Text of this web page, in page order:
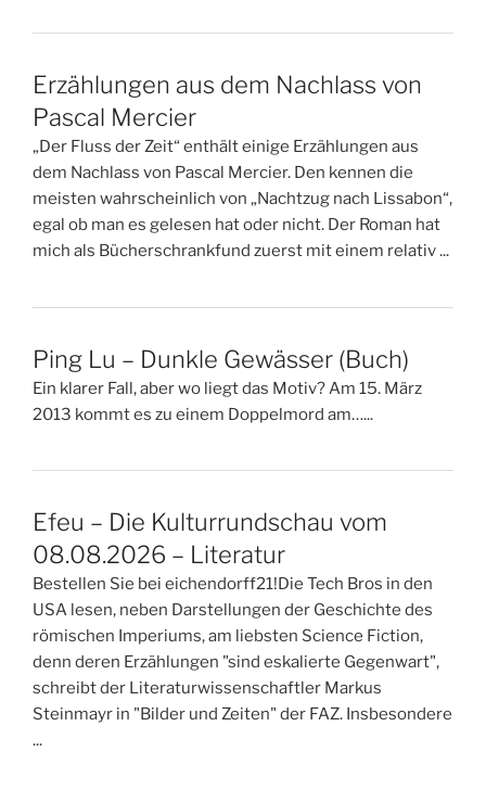
Erzählungen aus dem Nachlass von
Pascal Mercier
„Der Fluss der Zeit“ enthält einige Erzählungen aus
dem Nachlass von Pascal Mercier. Den kennen die
meisten wahrscheinlich von „Nachtzug nach Lissabon“,
egal ob man es gelesen hat oder nicht. Der Roman hat
mich als Bücherschrankfund zuerst mit einem relativ ...
Ping Lu – Dunkle Gewässer (Buch)
Ein klarer Fall, aber wo liegt das Motiv? Am 15. März
2013 kommt es zu einem Doppelmord am…...
Efeu – Die Kulturrundschau vom
08.08.2026 – Literatur
Bestellen Sie bei eichendorff21!Die Tech Bros in den
USA lesen, neben Darstellungen der Geschichte des
römischen Imperiums, am liebsten Science Fiction,
denn deren Erzählungen "sind eskalierte Gegenwart",
schreibt der Literaturwissenschaftler Markus
Steinmayr in "Bilder und Zeiten" der FAZ. Insbesondere
...